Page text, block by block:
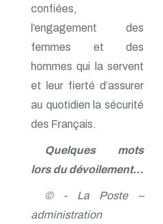
confiées,
l’engagement des
femmes et des
hommes qui la servent
et leur fierté d’assurer
au quotidien la sécurité
des Français.
Quelques mots
lors du dévoilement…
© - La Poste –
administration